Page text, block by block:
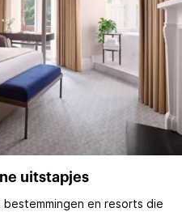
uitstapjes
en resorts die